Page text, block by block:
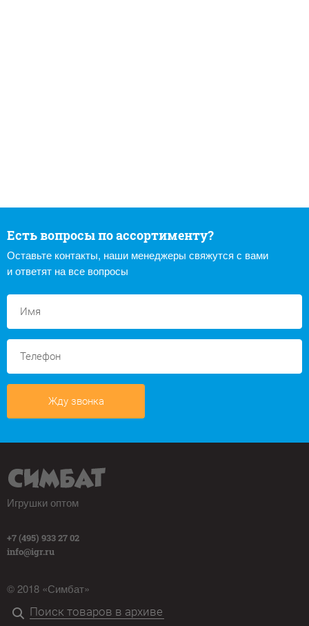
Есть вопросы по ассортименту?
Оставьте контакты, наши менеджеры свяжутся с вами
и ответят на все вопросы
Жду звонка
Игрушки оптом
+7 (495) 933 27 02
info@igr.ru
© 2018 «Симбат»